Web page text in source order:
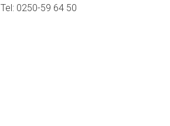
Tel: 0250-59 64 50